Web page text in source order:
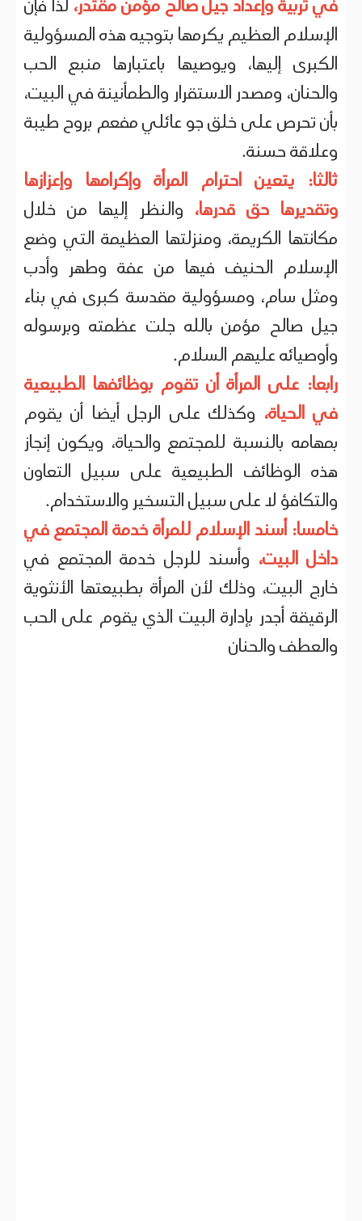
في تربية وإعداد جيل صالح مؤمن مقتدر، لذا فإن
الإسلام العظيم يكرمها بتوجيه هذه المسؤولية
الكبرى إليها، ويوصيها باعتبارها منبع الحب
والحنان، ومصدر الاستقرار والطمأنينة في البيت،
بأن تحرص على خلق جو عائلي مفعم بروح طيبة
وعلاقة حسنة.
ثالثا: يتعين احترام المرأة وإكرامها وإعزازها
وتقديرها حق قدرها، والنظر إليها من خلال
مكانتها الكريمة، ومنزلتها العظيمة التي وضع
الإسلام الحنيف فيها من عفة وطهر وأدب
ومثل سام، ومسؤولية مقدسة كبرى في بناء
جيل صالح مؤمن بالله جلت عظمته وبرسوله
وأوصيائه عليهم السلام.
رابعا: على المرأة أن تقوم بوظائفها الطبيعية
في الحياة، وكذلك على الرجل أيضا أن يقوم
بمهامه بالنسبة للمجتمع والحياة، ويكون إنجاز
هذه الوظائف الطبيعية على سبيل التعاون
والتكافؤ لا على سبيل التسخير والاستخدام.
خامسا: أسند الإسلام للمرأة خدمة المجتمع في
داخل البيت، وأسند للرجل خدمة المجتمع في
خارج البيت، وذلك لأن المرأة بطبيعتها الأنثوية
الرقيقة أجدر بإدارة البيت الذي يقوم على الحب
والعطف والحنان